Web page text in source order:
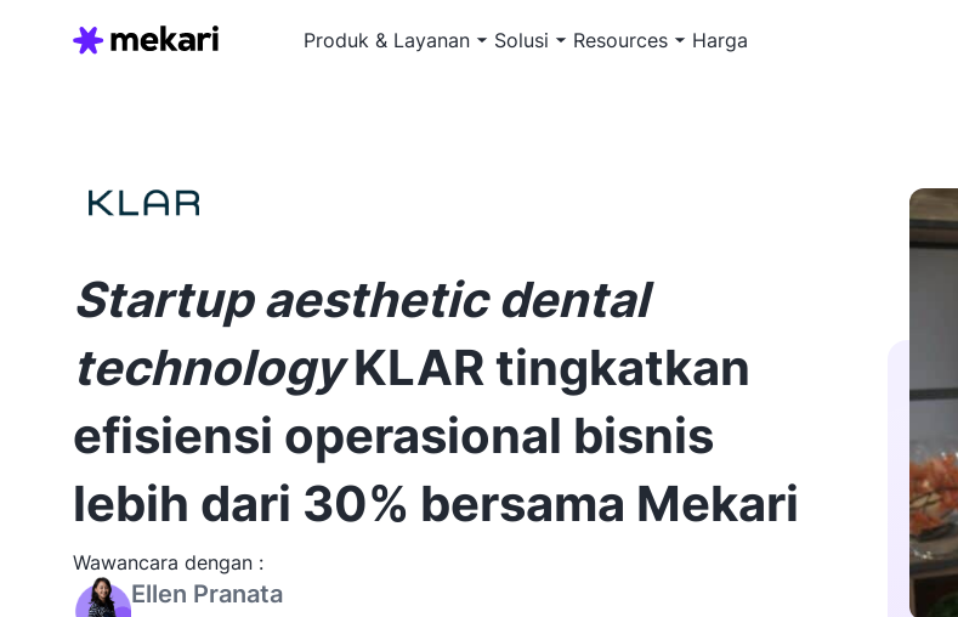
Produk & Layanan Solusi Resources Harga
Startup aesthetic dental
technologyKLAR tingkatkan
efisiensi operasional bisnis
lebih dari 30% bersama Mekari
Wawancara dengan :
Ellen Pranata